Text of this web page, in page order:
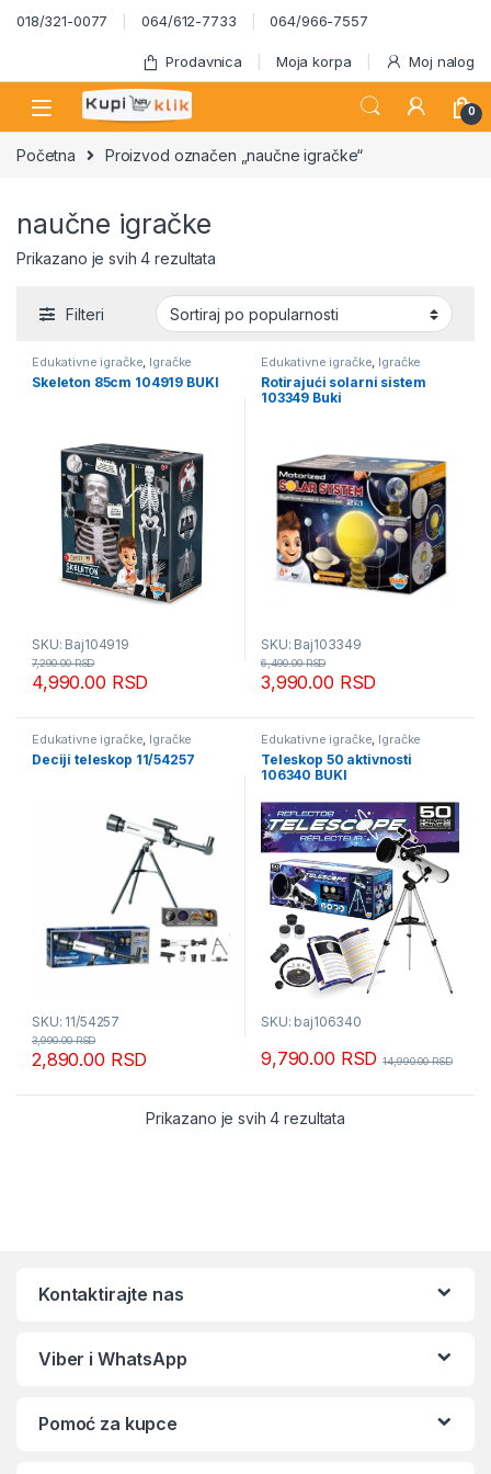
Skip to navigation
Skip to content
018/321-0077 064/612-7733 064/966-7557
Prodavnica Moja korpa Moj nalog
0
Početna Proizvod označen „naučne igračke“
naučne igračke
Prikazano je svih 4 rezultataSortirano po popularnosti
Filteri
Edukativne igračke, Igračke
Skeleton 85cm 104919 BUKI
SKU: Baj104919
4,990.00 RSD
7,290.00RSD
Edukativne igračke, Igračke
Rotirajući solarni sistem
103349 Buki
SKU: Baj103349
3,990.00 RSD
6,490.00RSD
Edukativne igračke, Igračke
Deciji teleskop 11/54257
SKU: 11/54257
2,890.00 RSD
3,990.00RSD
Edukativne igračke, Igračke
Teleskop 50 aktivnosti
106340 BUKI
SKU: baj106340
9,790.00 RSD 14,990.00RSD
Prikazano je svih 4 rezultataSortirano po
Kontaktirajte nas
Viber i WhatsApp
Pomoć za kupce